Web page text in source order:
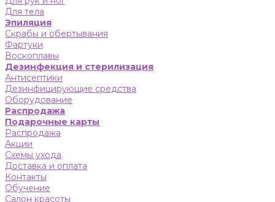
Для тела
Эпиляция
Скрабы и обертывания
Фартуки
Воскоплавы
Дезинфекция и стерилизация
Антисептики
Дезинфицирующие средства
Оборудование
Распродажа
Подарочные карты
Распродажа
Акции
Схемы ухода
Доставка и оплата
Контакты
Обучение
Салон красоты